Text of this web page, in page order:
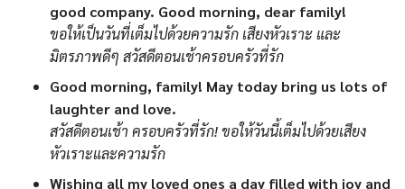
good company. Good morning, dear family!
ขอให้เป็นวันที่เต็มไปด้วยความรัก เสียงหัวเราะ และ
มิตรภาพดีๆ สวัสดีตอนเช้าครอบครัวที่รัก
Good morning, family! May today bring us lots of
laughter and love.
สวัสดีตอนเช้า ครอบครัวที่รัก! ขอให้วันนี้เต็มไปด้วยเสียง
หัวเราะและความรัก
Wishing all my loved ones a day filled with joy and